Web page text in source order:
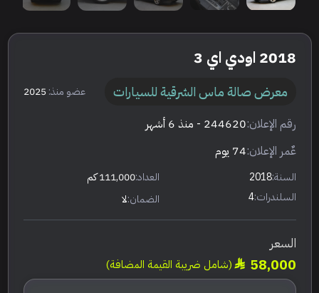
2018 اودي اي 3
معرض صالة ماس الشرقية للسيارات عضو منذ:2025
رقم الإعلان:244620 - منذ 6 أشهر
عٌمر الإعلان:74 يوم
السنة:2018 العداد:111,000 كم
السلندرات:4 الضمان:لا
السعر
58,000 (شامل ضريبة القيمة المضافة)